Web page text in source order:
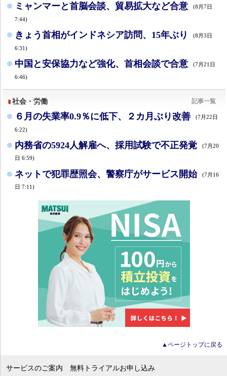
ミャンマーと首脳会談、貿易拡大など合意 (8月7日
7:44)
きょう首相がインドネシア訪問、15年ぶり (8月3日
6:31)
中国と安保協力など強化、首相会談で合意 (7月21日
6:46)
社会・労働 記事一覧
６月の失業率0.9％に低下、２カ月ぶり改善 (7月22日
6:22)
内務省の5924人解雇へ、採用試験で不正発覚
(7月20
日 6:59)
ネットで犯罪歴照会、警察庁がサービス開始
(7月16
日 7:11)
▲ページトップに戻る
サービスのご案内 無料トライアルお申し込み